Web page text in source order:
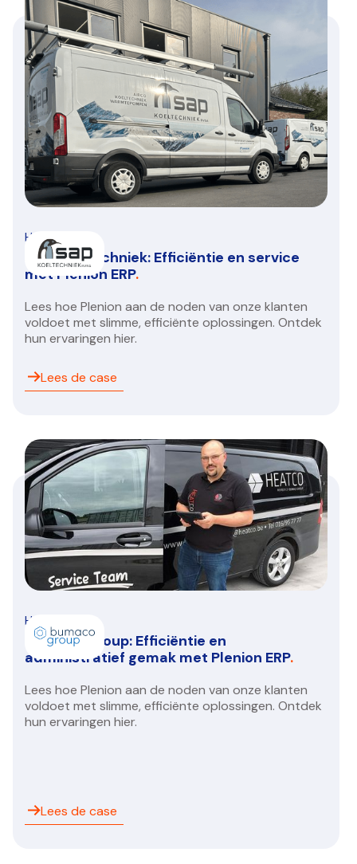
HVAC/R
SAP Koeltechniek: Efficiëntie en service
met Plenion ERP.
Lees hoe Plenion aan de noden van onze klanten
voldoet met slimme, efficiënte oplossingen. Ontdek
hun ervaringen hier.
Lees de case
HVAC/R
Bumaco Group: Efficiëntie en
administratief gemak met Plenion ERP.
Lees hoe Plenion aan de noden van onze klanten
voldoet met slimme, efficiënte oplossingen. Ontdek
hun ervaringen hier.
Lees de case